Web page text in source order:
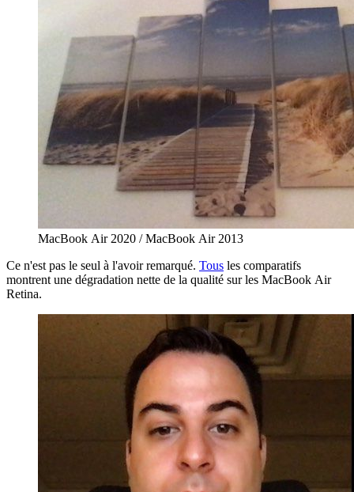
MacBook Air 2020 / MacBook Air 2013
Ce n'est pas le seul à l'avoir remarqué. Tous les comparatifs
montrent une dégradation nette de la qualité sur les MacBook Air
Retina.